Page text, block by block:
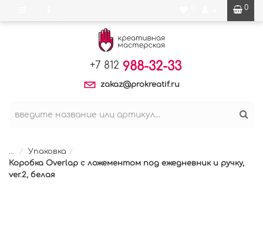
0
+7 812 988-32-33
zakaz@prokreatif.ru
...
Упаковка
Коробка Overlap с ложементом под ежедневник и ручку,
ver.2, белая